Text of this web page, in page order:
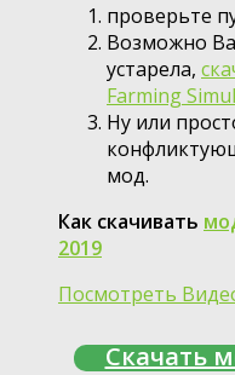
проверьте
Возможно
устарела,
Farming
Ну или
мод.
Как скачивать
2019
Посмотреть
Скачать